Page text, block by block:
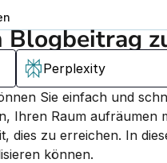
Blogbeitrag
Perplexity
Sie einfach und
Ihren Raum aufräumen
dies zu erreichen. In
können.